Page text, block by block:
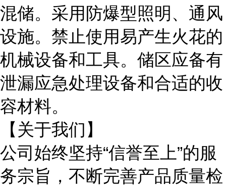
混储。采用防爆型照明、通风
设施。禁止使用易产生火花的
机械设备和工具。储区应备有
泄漏应急处理设备和合适的收
容材料。
【关于我们】
公司始终坚持“信誉至上”的服
务宗旨，不断完善产品质量检